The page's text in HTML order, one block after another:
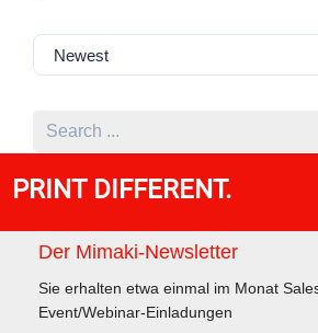
PRINT DIFFERENT.
Der Mimaki-Newsletter
Sie erhalten etwa einmal im Monat
Event/Webinar-Einladungen